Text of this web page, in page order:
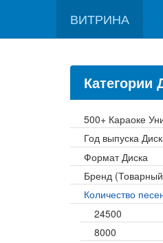
ВИТРИНА
Категории
500+ Караоке
Год выпуска
Формат Диска
Бренд
Количество
24500
8000